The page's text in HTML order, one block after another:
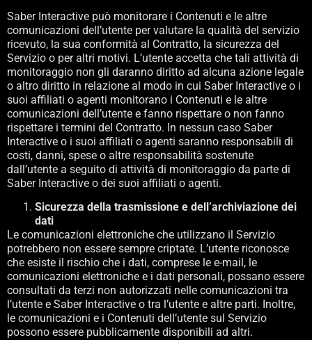
Saber Interactive può monitorare i Contenuti e le altre
comunicazioni dell’utente per valutare la qualità del servizio
ricevuto, la sua conformità al Contratto, la sicurezza del
Servizio o per altri motivi. L’utente accetta che tali attività di
monitoraggio non gli daranno diritto ad alcuna azione legale
o altro diritto in relazione al modo in cui Saber Interactive o i
suoi affiliati o agenti monitorano i Contenuti e le altre
comunicazioni dell’utente e fanno rispettare o non fanno
rispettare i termini del Contratto. In nessun caso Saber
Interactive o i suoi affiliati o agenti saranno responsabili di
costi, danni, spese o altre responsabilità sostenute
dall’utente a seguito di attività di monitoraggio da parte di
Saber Interactive o dei suoi affiliati o agenti.
Sicurezza della trasmissione e dell’archiviazione dei
dati
Le comunicazioni elettroniche che utilizzano il Servizio
potrebbero non essere sempre criptate. L’utente riconosce
che esiste il rischio che i dati, comprese le e-mail, le
comunicazioni elettroniche e i dati personali, possano essere
consultati da terzi non autorizzati nelle comunicazioni tra
l’utente e Saber Interactive o tra l’utente e altre parti. Inoltre,
le comunicazioni e i Contenuti dell’utente sul Servizio
possono essere pubblicamente disponibili ad altri.